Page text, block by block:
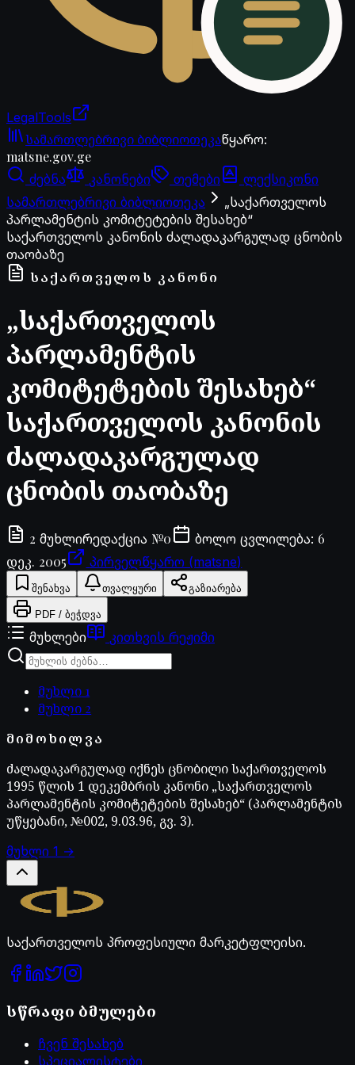
LegalTools
ანგარიში იტვირთება
სამართლებრივი ბიბლიოთეკაწყარო:
matsne.gov.ge
ძებნა კანონები თემები
ლექსიკონი
სამართლებრივი ბიბლიოთეკა
„საქართველოს
პარლამენტის კომიტეტების შესახებ“
საქართველოს კანონის ძალადაკარგულად ცნობის
თაობაზე
ᲡᲐᲥᲐᲠᲗᲕᲔᲚᲝᲡ ᲙᲐᲜᲝᲜᲘ
„საქართველოს
პარლამენტის
კომიტეტების შესახებ“
საქართველოს კანონის
ძალადაკარგულად
ცნობის თაობაზე
2 მუხლირედაქცია №0 ბოლო ცვლილება: 6
დეკ. 2005
პირველწყარო (matsne)
შენახვა თვალყური გაზიარება
PDF / ბეჭდვა
მუხლები კითხვის რეჟიმი
მუხლი 1
მუხლი 2
ᲛᲘᲛᲝᲮᲘᲚᲕᲐ
ძალადაკარგულად იქნეს ცნობილი საქარ­თველოს
1995 წლის 1 დეკემბრის კანონი „საქართვე­ლოს
პარლამენტის კომიტეტების შესახებ“ (პარლა­მენტის
უწყებანი, №002, 9.03.96, გვ. 3).
მუხლი 1 →
საქართველოს პროფესიული მარკეტფლეისი.
სწრაფი ბმულები
ჩვენ შესახებ
სპეციალისტები